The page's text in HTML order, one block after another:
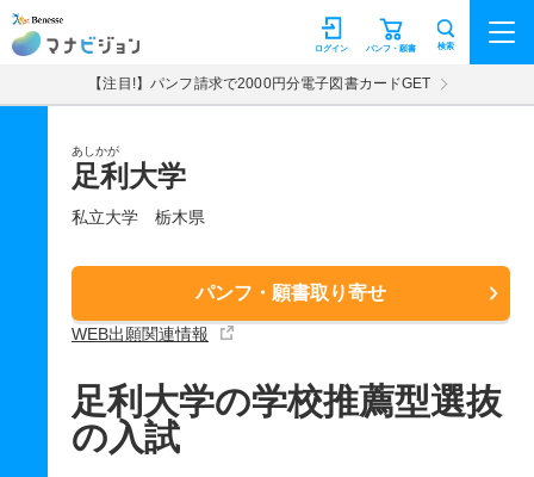
マナビジョン パンフ・願書
ログイン 検索
【注目!】パンフ請求で2000円分電子図書カードGET
あしかが
足利大学
私立大学 栃木県
パンフ・願書取り寄せ
WEB出願関連情報
足利大学の学校推薦型選抜
の入試